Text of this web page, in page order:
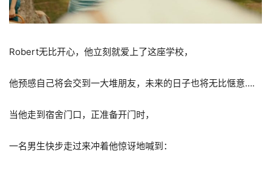
Robert无比开心，他立刻就爱上了这座学校，
他预感自己将会交到一大堆朋友，未来的日子也将无比惬意….
当他走到宿舍门口，正准备开门时，
一名男生快步走过来冲着他惊讶地喊到：